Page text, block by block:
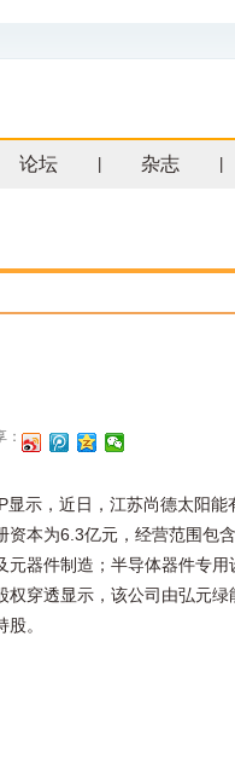
论坛 杂志
：
显示，近日，江苏尚德太阳能
资本为6.3亿元，经营范围包
元器件制造；半导体器件专
权穿透显示，该公司由弘元绿
。